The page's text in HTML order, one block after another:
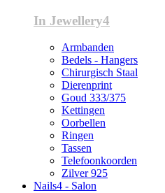
In Jewellery4
Armbanden
Bedels - Hangers
Chirurgisch Staal
Dierenprint
Goud 333/375
Kettingen
Oorbellen
Ringen
Tassen
Telefoonkoorden
Zilver 925
Nails4 - Salon